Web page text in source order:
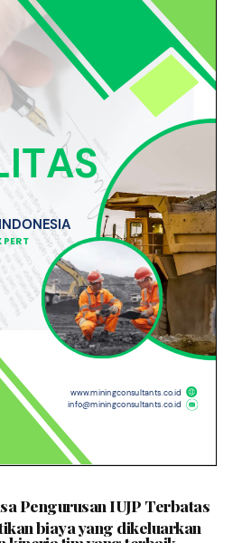
Pengurusan IUJP Terbatas
biaya yang dikeluarkan